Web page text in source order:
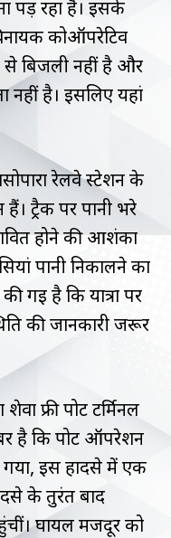
पड़ रहा है। इसके
कोऑपरेटिव
से बिजली नहीं है और
नहीं है। इसलिए यहां
रेलवे स्टेशन के
ट्रैक पर पानी भरे
होने की आशंका
पानी निकालने का
गई है कि यात्रा पर
की जानकारी जरूर
फ्री पोर्ट टर्मिनल
है कि पोर्ट ऑपरेशन
इस हादसे में एक
के तुरंत बाद
घायल मजदूर को